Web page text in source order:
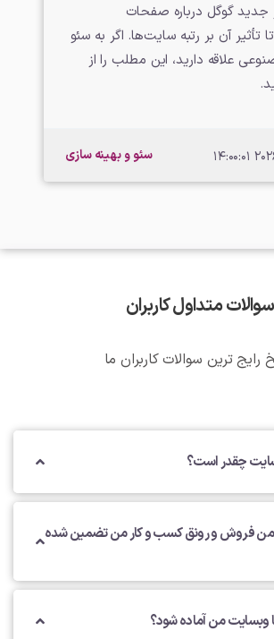
جدید گوگل درباره صفحات
تأثیر آن بر رتبه سایت‌ها. اگر به سئو
علاقه دارید، این مطلب را از
2026- سئو و بهینه سازی
سوالات متداول کاربران
رایج ترین سوالات کاربران ما
چقدر است؟
فروش و رونق کسب و کار من تضمین شده
من آماده شود؟